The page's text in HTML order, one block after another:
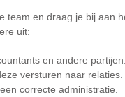
team en draag je bij aan
uit:
en andere partijen.
versturen naar relaties.
correcte administratie.